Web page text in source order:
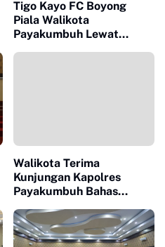
Tigo Kayo FC Boyong
Piala Walikota
Payakumbuh Lewat
Walikota Terima
Kunjungan Kapolres
Payakumbuh Bahas
Hankamtibmas